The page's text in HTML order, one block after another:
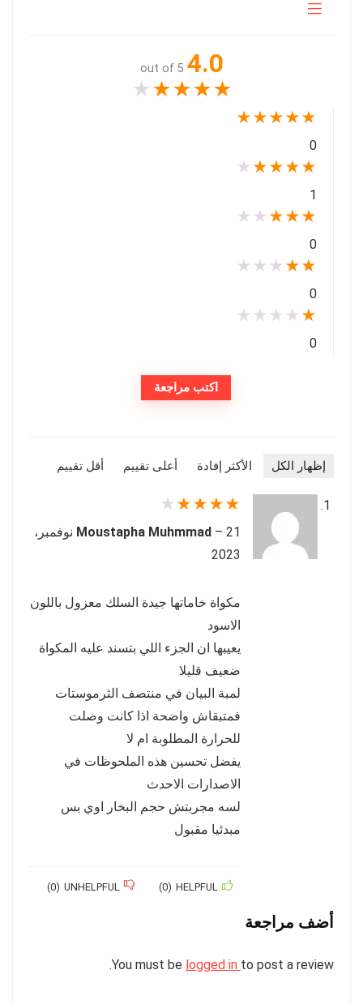
4.0
out of 5
★
★
★
★
★
★
★
★
★
★
0
★
★
★
★
★
1
★
★
★
★
★
0
★
★
★
★
★
0
★
★
★
★
★
0
اكتب مراجعة
إظهار الكل الأكثر إفادة أعلى تقييم أقل تقييم
★
★
★
★
★
Moustapha Muhmmad –
21 نوفمبر،
2023
مكواة خاماتها جيدة السلك معزول باللون
الاسود
يعيبها ان الجزء اللي بتسند عليه المكواة
ضعيف قليلا
لمبة البيان في منتصف الثرموستات
فمتبقاش واضحة اذا كانت وصلت
للحرارة المطلوبة ام لا
يفضل تحسين هذه الملحوظات في
الاصدارات الاحدث
لسه مجربتش حجم البخار اوي بس
مبدئيا مقبول
HELPFUL
(
0
)
UNHELPFUL
(
0
)
أضف مراجعة
You must be logged in to post a review.